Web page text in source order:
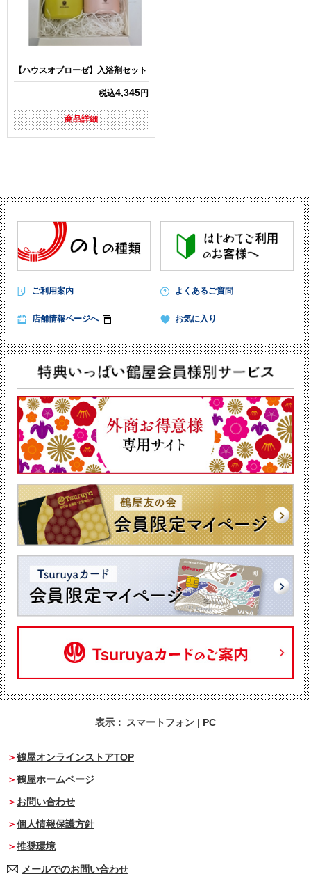
【ハウスオブローゼ】入浴剤セット
税込4,345円
商品詳細
ご利用案内 よくあるご質問
店舗情報ページへ お気に入り
表示： スマートフォン | PC
鶴屋オンラインストアTOP
鶴屋ホームページ
お問い合わせ
個人情報保護方針
推奨環境
メールでのお問い合わせ